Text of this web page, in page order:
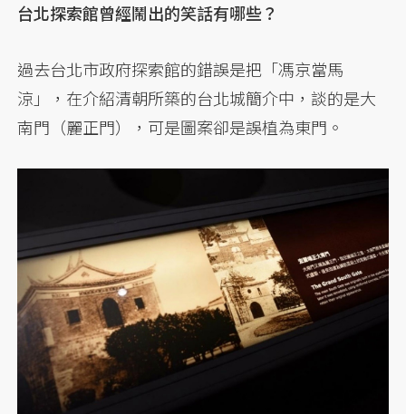
台北探索館曾經鬧出的笑話有哪些？
過去台北市政府探索館的錯誤是把「馮京當馬
涼」，在介紹清朝所築的台北城簡介中，談的是大
南門（麗正門），可是圖案卻是誤植為東門。